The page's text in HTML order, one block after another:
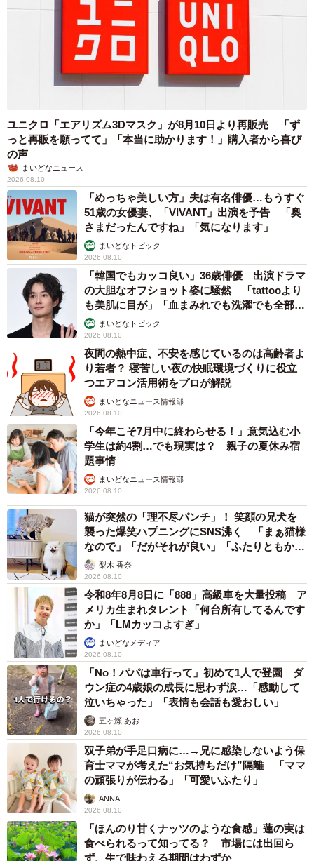
手く寄り添っていけたら良いな…と思います。
──のびのび育つ環境を、周りも一緒に作れるといいなと思
います。るしこさんは、今回の出来事をどう思いました
子どもを連れている時は席に着く際に周囲のことをある
程度見るのですが、男性は後ろの席で難しい顔をして新聞
を読んでおられました。うるさくしては迷惑だろうと、早
めに切り上げようと思っていた矢先の出来事だったので、
予想外だったこともありとても嬉しかったです。
ユニクロ「エアリズム3Dマスク」が8月10日より再販売 「ず
っと再販を願ってて」「本当に助かります！」購入者から喜び
の声
まいどなニュース
2026.08.10
「めっちゃ美しい方」夫は有名俳優…もうすぐ
51歳の女優妻、「VIVANT」出演を予告 「奥
さまだったんですね」「気になります」
まいどなトピック
2026.08.10
「韓国でもカッコ良い」36歳俳優 出演ドラマ
の大胆なオフショット姿に騒然 「tattooより
も美肌に目が」「血まみれでも洗濯でも全部か
っこいい」
まいどなトピック
2026.08.10
夜間の熱中症、不安を感じているのは高齢者よ
り若者？ 寝苦しい夜の快眠環境づくりに役立
つエアコン活用術をプロが解説
まいどなニュース情報部
2026.08.10
「今年こそ7月中に終わらせる！」意気込む小
学生は約4割…でも現実は？ 親子の夏休み宿
題事情
まいどなニュース情報部
2026.08.10
猫が突然の「理不尽パンチ」！ 笑顔の兄犬を
襲った爆笑ハプニングにSNS沸く 「まぁ猫様
なので」「だがそれが良い」「ふたりともかわ
いいね」
梨木 香奈
2026.08.10
令和8年8月8日に「888」高級車を大量投稿 ア
メリカ生まれタレント「何台所有してるんです
か」「LMカッコよすぎ」
まいどなメディア
2026.08.10
「No！パパは車行って」初めて1人で登園 ダ
ウン症の4歳娘の成長に思わず涙…「感動して
泣いちゃった」「表情も会話も愛おしい」
五ヶ瀬 あお
2026.08.10
双子弟が手足口病に…→兄に感染しないよう保
育士ママが考えた“お気持ちだけ”隔離 「ママ
の頑張りが伝わる」「可愛いふたり」
ANNA
2026.08.10
「ほんのり甘くナッツのような食感」蓮の実は
食べられるって知ってる？ 市場には出回ら
ず、生で味わえる期間はわずか